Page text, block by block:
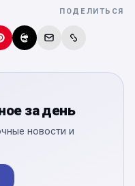
ПОДЕЛИТЬСЯ
за день
новости и